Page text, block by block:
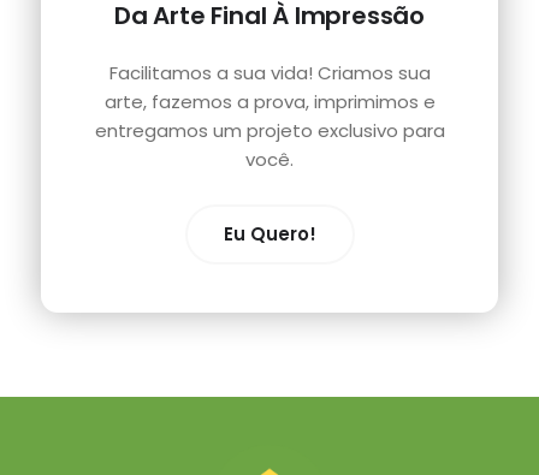
Da Arte Final À Impressão
Facilitamos a sua vida! Criamos sua
arte, fazemos a prova, imprimimos e
entregamos um projeto exclusivo para
você.
Eu Quero!